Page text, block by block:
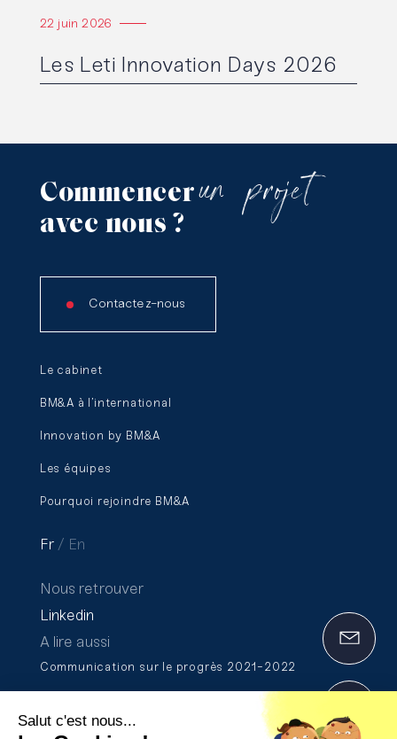
22 juin 2026
Les Leti Innovation Days 2026
Commencer un projet
avec nous ?
Contactez-nous
Le cabinet
BM&A à l’international
Innovation by BM&A
Les équipes
Pourquoi rejoindre BM&A
Fr En
Nous retrouver
Linkedin
A lire aussi
Communication sur le progrès 2021-2022
Formation et certification Qualiopi
Salut c'est nous...